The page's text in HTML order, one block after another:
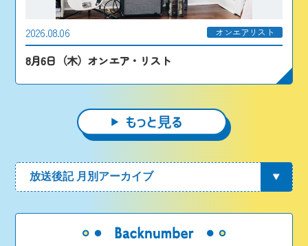
2026.08.06 オンエアリスト
8月6日（木）オンエア・リスト